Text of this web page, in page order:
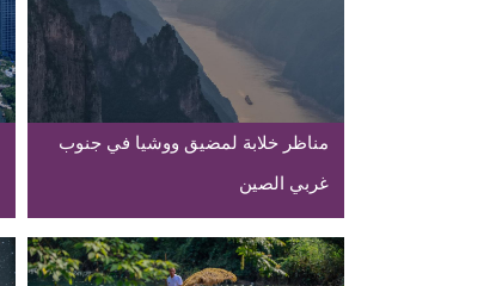
مناظر خلابة لمضيق ووشيا في جنوب
غربي الصين